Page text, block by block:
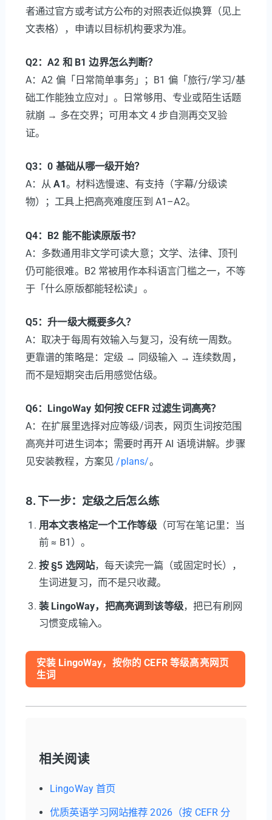
者通过官方或考试方公布的对照表近似换算（见上
文表格），申请以目标机构要求为准。
Q2：A2 和 B1 边界怎么判断？
A：A2 偏「日常简单事务」；B1 偏「旅行/学习/基
础工作能独立应对」。日常够用、专业或陌生话题
就崩 → 多在交界；可用本文 4 步自测再交叉验
证。
Q3：0 基础从哪一级开始？
A：从A1。材料选慢速、有支持（字幕/分级读
物）；工具上把高亮难度压到 A1–A2。
Q4：B2 能不能读原版书？
A：多数通用非文学可读大意；文学、法律、顶刊
仍可能很难。B2 常被用作本科语言门槛之一，不等
于「什么原版都能轻松读」。
Q5：升一级大概要多久？
A：取决于每周有效输入与复习，没有统一周数。
更靠谱的策略是：定级 → 同级输入 → 连续数周，
而不是短期突击后用感觉估级。
Q6：LingoWay 如何按 CEFR 过滤生词高亮？
A：在扩展里选择对应等级/词表，网页生词按范围
高亮并可进生词本；需要时再开 AI 语境讲解。步骤
见安装教程，方案见/plans/。
8. 下一步：定级之后怎么练
用本文表格定一个工作等级（可写在笔记里：当
前 ≈ B1）。
按 §5 选网站，每天读完一篇（或固定时长），
生词进复习，而不是只收藏。
装 LingoWay，把高亮调到该等级，把已有刷网
习惯变成输入。
安装 LingoWay，按你的 CEFR 等级高亮网页
生词
相关阅读
LingoWay 首页
优质英语学习网站推荐 2026（按 CEFR 分